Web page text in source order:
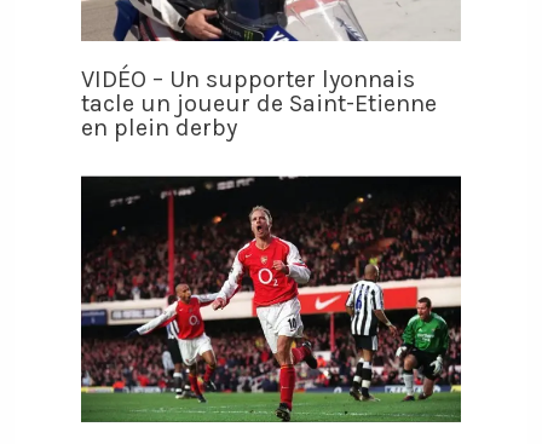
VIDÉO – Un supporter lyonnais
tacle un joueur de Saint-Etienne
en plein derby